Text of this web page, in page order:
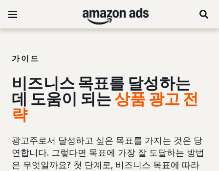
가이드
비즈니스 목표를 달성하는
데 도움이 되는 상품 광고 전
략
광고주로서 달성하고 싶은 목표를 가지는 것은 당
연합니다. 그렇다면 목표에 가장 잘 도달하는 방법
은 무엇일까요? 첫 단계로, 비즈니스 목표에 따라